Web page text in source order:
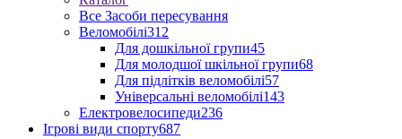
Все Засоби пересування
Веломобілі312
Для дошкільної групи45
Для молодшої шкільної групи68
Для підлітків веломобілі57
Універсальні веломобілі143
Електровелосипеди236
Ігрові види спорту687